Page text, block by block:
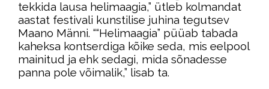
tekkida lausa helimaagia,” ütleb kolmandat
aastat festivali kunstilise juhina tegutsev
Maano Männi. ““Helimaagia” püüab tabada
kaheksa kontserdiga kõike seda, mis eelpool
mainitud ja ehk sedagi, mida sõnadesse
panna pole võimalik,” lisab ta.